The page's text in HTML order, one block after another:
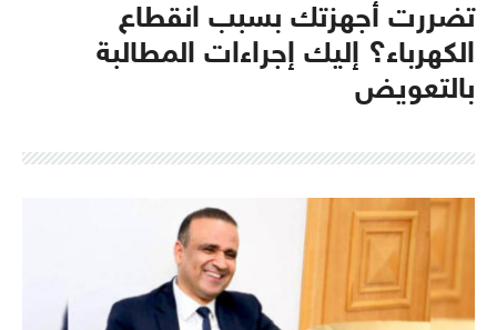
تضررت أجهزتك بسبب انقطاع
الكهرباء؟ إليك إجراءات المطالبة
بالتعويض